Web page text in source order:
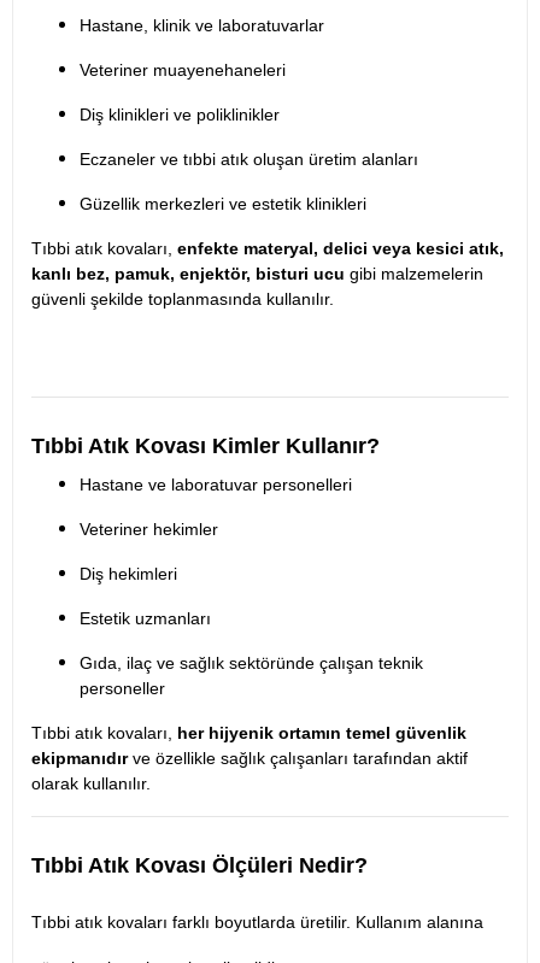
Hastane, klinik ve laboratuvarlar
Veteriner muayenehaneleri
Diş klinikleri ve poliklinikler
Eczaneler ve tıbbi atık oluşan üretim alanları
Güzellik merkezleri ve estetik klinikleri
Tıbbi atık kovaları, enfekte materyal, delici veya kesici atık,
kanlı bez, pamuk, enjektör, bisturi ucu gibi malzemelerin
güvenli şekilde toplanmasında kullanılır.
Tıbbi Atık Kovası Kimler Kullanır?
Hastane ve laboratuvar personelleri
Veteriner hekimler
Diş hekimleri
Estetik uzmanları
Gıda, ilaç ve sağlık sektöründe çalışan teknik
personeller
Tıbbi atık kovaları, her hijyenik ortamın temel güvenlik
ekipmanıdırve özellikle sağlık çalışanları tarafından aktif
olarak kullanılır.
Tıbbi Atık Kovası Ölçüleri Nedir?
Tıbbi atık kovaları farklı boyutlarda üretilir. Kullanım alanına